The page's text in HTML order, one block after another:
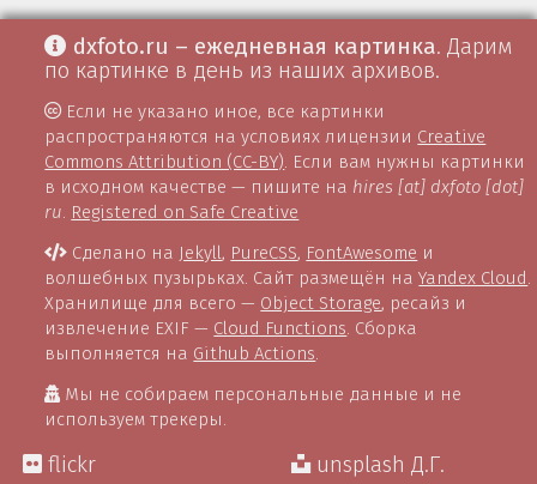
dxfoto.ru – ежедневная картинка. Дарим
по картинке в день из наших архивов.
Если не указано иное, все картинки
распространяются на условиях лицензии Creative
Commons Attribution (CC-BY). Если вам нужны картинки
в исходном качестве — пишите на hires [at] dxfoto [dot]
ru. Registered on Safe Creative
Сделано на Jekyll, PureCSS, FontAwesome и
волшебных пузырьках. Сайт размещён наYandex Cloud.
Хранилище для всего — Object Storage, ресайз и
извлечение EXIF — Cloud Functions. Сборка
выполняется на Github Actions.
Мы не собираем персональные данные и не
используем трекеры.
flickr unsplash Д.Г.